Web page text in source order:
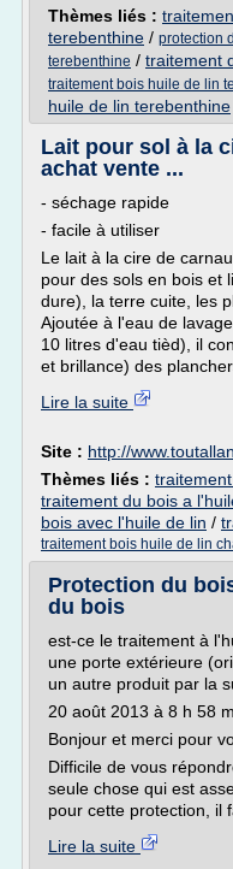
Thèmes liés :
terebenthine / protection
terebenthine / traitement
traitement bois huile de lin
huile de lin terebenthine
Lait pour sol à la
achat vente ...
- séchage rapide
- facile à utiliser
Le lait à la cire de
pour des sols en bois et
dure), la terre cuite, les
Ajoutée à l'eau de
10 litres d'eau tièd), il
et brillance) des
Lire la suite
Site : http://
Thèmes liés :
traitement du bois a
bois avec l'huile de lin /
traitement bois huile de lin
Protection du
du bois
est-ce le traitement à
une porte extérieure
un autre produit par la
20 août 2013 à 8 h 58
Bonjour et merci pour
Difficile de vous
seule chose qui est
pour cette protection, il
Lire la suite